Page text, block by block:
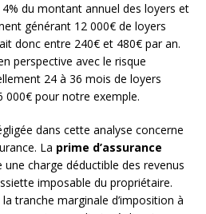
du montant annuel des loyers et
générant 12 000€ de loyers
donc entre 240€ et 480€ par an.
perspective avec le risque
24 à 36 mois de loyers
000€ pour notre exemple.
dans cette analyse concerne
La prime d’assurance
une charge déductible des revenus
imposable du propriétaire.
tranche marginale d’imposition à